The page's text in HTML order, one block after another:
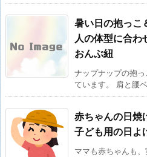
暑い日の抱っこ
人の体型に合わ
おんぶ紐
ナップナップの抱
ています。 肩と腰
赤ちゃんの日焼
子ども用の日よ
ママも赤ちゃんも